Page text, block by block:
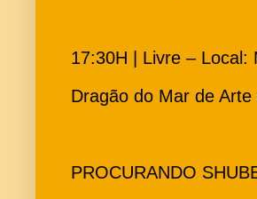
17:30H | Livre – Local:
Dragão do Mar de Arte
PROCURANDO